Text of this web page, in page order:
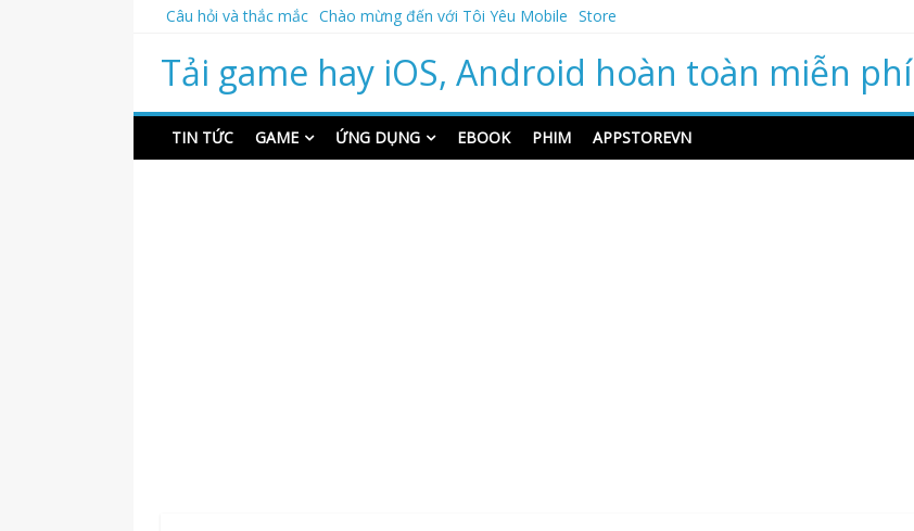
content
Câu hỏi và thắc mắc Chào mừng đến với Tôi Yêu Mobile Store
Tải game hay iOS, Android hoàn toàn miễn phí
TIN TỨC GAME ỨNG DỤNG EBOOK PHIM APPSTOREVN